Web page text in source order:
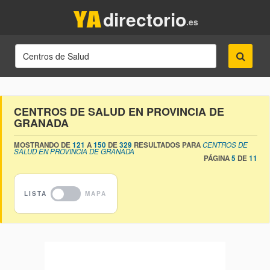
.es
directorio
CENTROS DE SALUD EN PROVINCIA DE
GRANADA
MOSTRANDO DE121 A150 DE329 RESULTADOS PARACENTROS DE
SALUD EN PROVINCIA DE GRANADA
PÁGINA5 DE11